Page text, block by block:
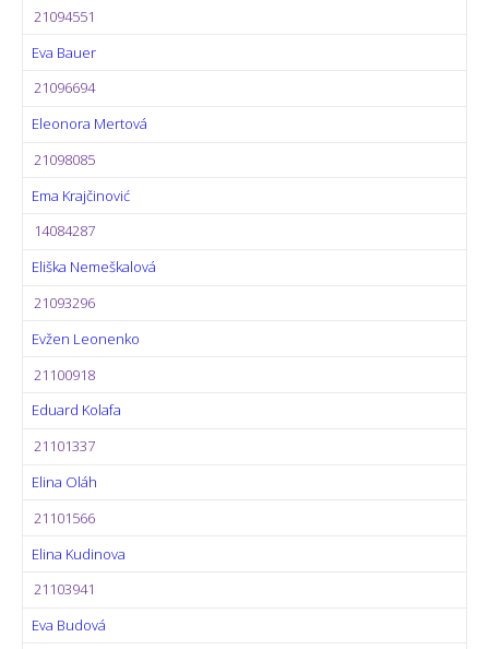
21094551
Eva Bauer
21096694
Eleonora Mertová
21098085
Ema Krajčinović
14084287
Eliška Nemeškalová
21093296
Evžen Leonenko
21100918
Eduard Kolafa
21101337
Elina Oláh
21101566
Elina Kudinova
21103941
Eva Budová